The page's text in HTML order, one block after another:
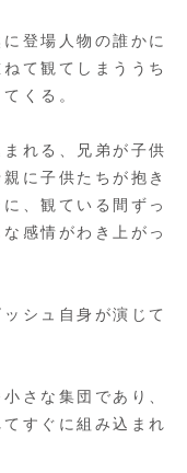
登場人物の誰かに
て観てしまううち
くる。
れる、兄弟が子供
に子供たちが抱き
、観ている間ずっ
感情がわき上がっ
シュ自身が演じて
さな集団であり、
すぐに組み込まれ